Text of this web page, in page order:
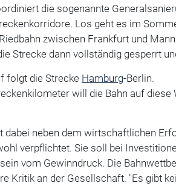
die sogenannte
Los geht es im
zwischen Frankfurt und
Strecke dann vollständig gesperrt
folgt die Strecke Hamburg-Berlin.
will die Bahn auf diese
dabei neben dem wirtschaftlichen
verpflichtet. Sie soll bei
vom Gewinndruck. Die
Kritik an der Gesellschaft. "Es gibt